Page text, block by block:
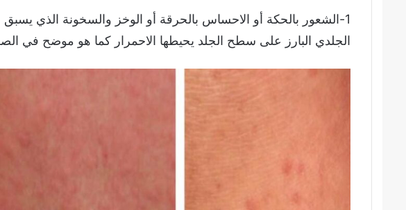
1-الشعور بالحكة أو الاحساس بالحرقة أو الوخز والسخونة الذي
الجلدي البارز على سطح الجلد يحيطها الاحمرار كما هو موضح في